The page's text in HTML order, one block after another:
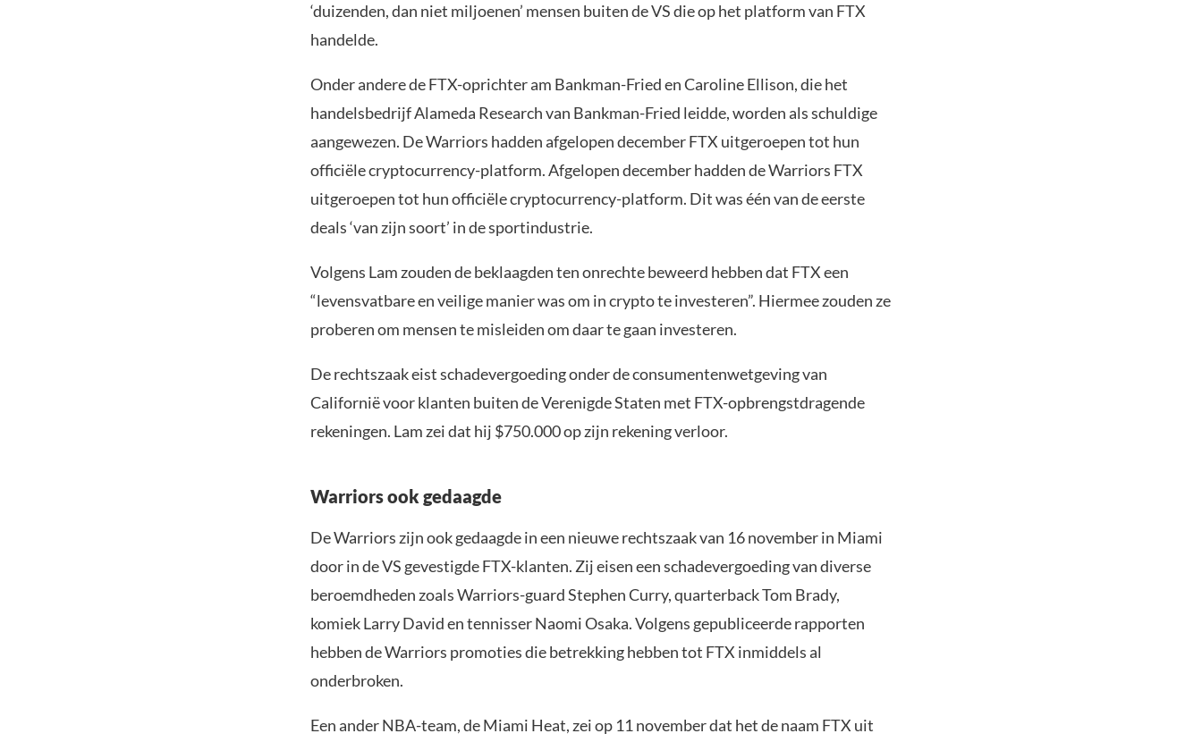
‘duizenden, dan niet miljoenen’ mensen buiten de VS die op het platform van FTX
handelde.
Onder andere de FTX-oprichter am Bankman-Fried en Caroline Ellison, die het
handelsbedrijf Alameda Research van Bankman-Fried leidde, worden als schuldige
aangewezen. De Warriors hadden afgelopen december FTX uitgeroepen tot hun
officiële cryptocurrency-platform. Afgelopen december hadden de Warriors FTX
uitgeroepen tot hun officiële cryptocurrency-platform. Dit was één van de eerste
deals ‘van zijn soort’ in de sportindustrie.
Volgens Lam zouden de beklaagden ten onrechte beweerd hebben dat FTX een
“levensvatbare en veilige manier was om in crypto te investeren”. Hiermee zouden ze
proberen om mensen te misleiden om daar te gaan investeren.
De rechtszaak eist schadevergoeding onder de consumentenwetgeving van
Californië voor klanten buiten de Verenigde Staten met FTX-opbrengstdragende
rekeningen. Lam zei dat hij $750.000 op zijn rekening verloor.
Warriors ook gedaagde
De Warriors zijn ook gedaagde in een nieuwe rechtszaak van 16 november in Miami
door in de VS gevestigde FTX-klanten. Zij eisen een schadevergoeding van diverse
beroemdheden zoals Warriors-guard Stephen Curry, quarterback Tom Brady,
komiek Larry David en tennisser Naomi Osaka. Volgens gepubliceerde rapporten
hebben de Warriors promoties die betrekking hebben tot FTX inmiddels al
onderbroken.
Een ander NBA-team, de Miami Heat, zei op 11 november dat het de naam FTX uit